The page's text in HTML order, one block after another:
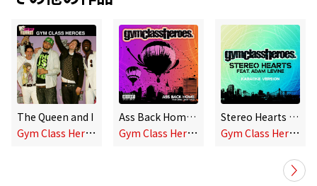
The Queen and I
G
ym Class Heroes
Ass Back Home (feat. Neon Hitch)
G
ym Class Heroes
Stereo Hearts (feat. Adam Levine) [Karaoke Version]
G
ym Class Heroes